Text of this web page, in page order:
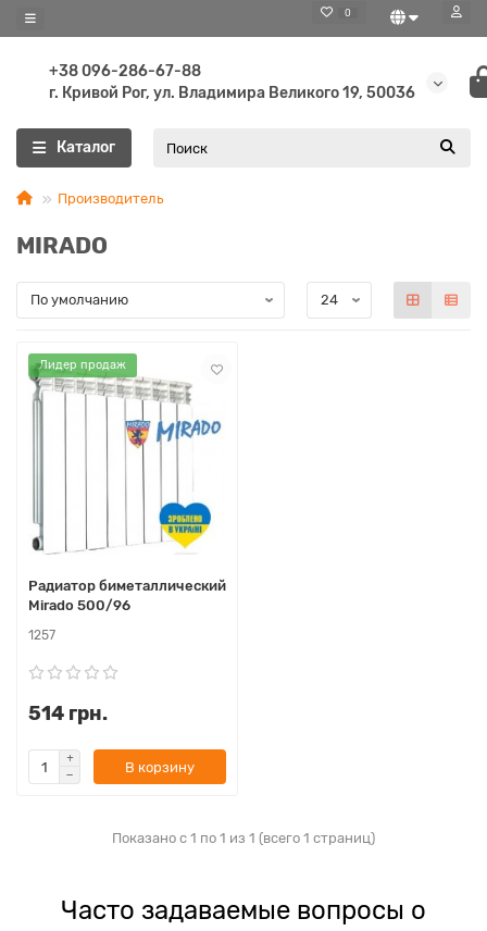
0
+38 096-286-67-88
г. Кривой Рог, ул. Владимира Великого 19, 50036
Каталог
Производитель
MIRADO
Лидер продаж
Радиатор биметаллический
Mirado 500/96
1257
514 грн.
В корзину
Показано с 1 по 1 из 1 (всего 1 страниц)
Часто задаваемые вопросы о